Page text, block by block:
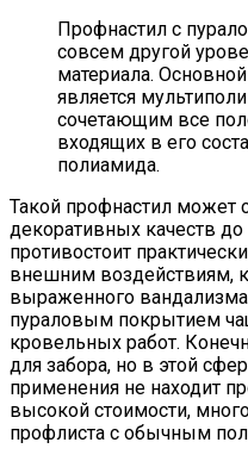
Профнастил с
совсем другой
материала.
является
сочетающим все
входящих в его
полиамида.
Такой профнастил может
декоративных качеств до
противостоит
внешним воздействиям,
выраженного
пураловым покрытием
кровельных работ.
для забора, но в этой
применения не находит
высокой стоимости,
профлиста с обычным